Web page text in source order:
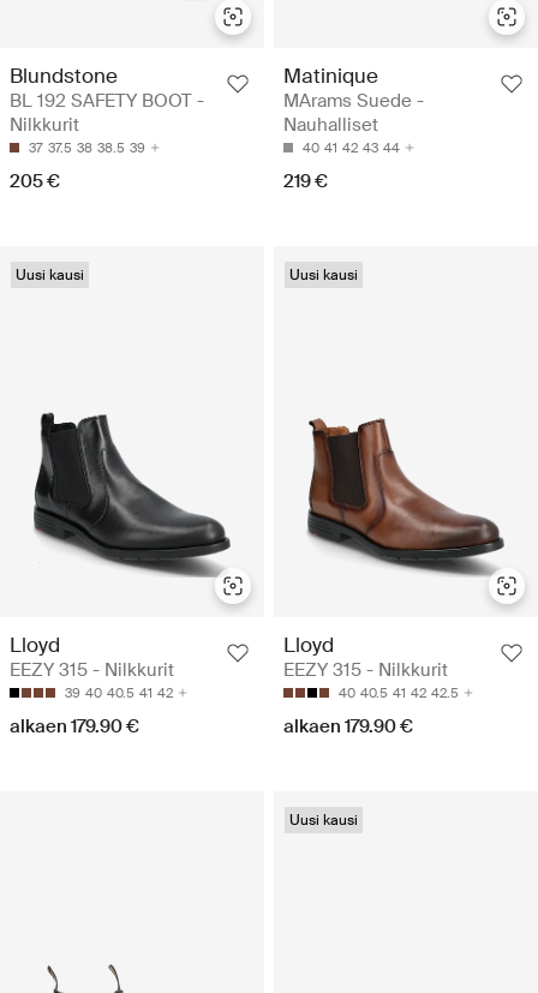
Blundstone
BL 192 SAFETY BOOT -
Nilkkurit
37 37.5 38 38.5 39
205 €
Matinique
MArams Suede -
Nauhalliset
40 41 42 43 44
219 €
Uusi kausi
Lloyd
EEZY 315 - Nilkkurit
39 40 40.5 41 42
alkaen 179.90 €
Uusi kausi
Lloyd
EEZY 315 - Nilkkurit
40 40.5 41 42 42.5
alkaen 179.90 €
Uusi kausi